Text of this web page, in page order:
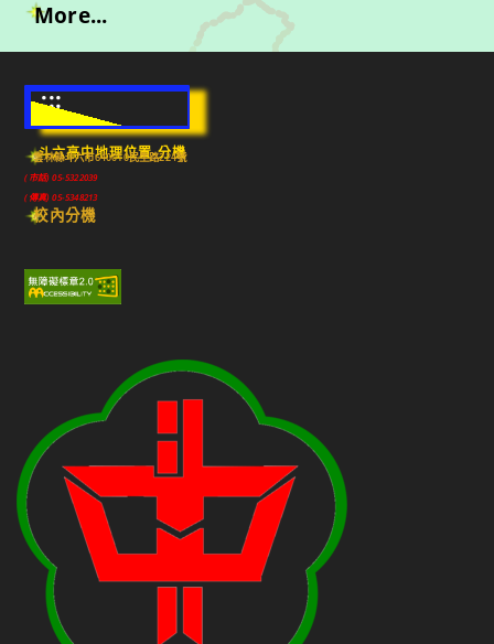
More...
:::
斗六高中地理位置-分機
雲林縣斗六市640010民生路224號
(市話) 05-5322039
(傳真) 05-5348213
校內分機